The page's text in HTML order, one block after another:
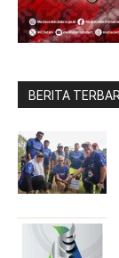
BERITA